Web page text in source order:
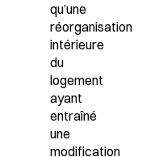
qu’une
réorganisation
intérieure
du
logement
ayant
entraîné
une
modification